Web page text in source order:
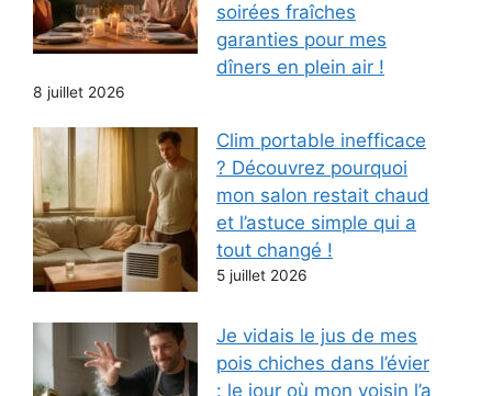
soirées fraîches
garanties pour mes
dîners en plein air !
8 juillet 2026
Clim portable inefficace
? Découvrez pourquoi
mon salon restait chaud
et l’astuce simple qui a
tout changé !
5 juillet 2026
Je vidais le jus de mes
pois chiches dans l’évier
: le jour où mon voisin l’a